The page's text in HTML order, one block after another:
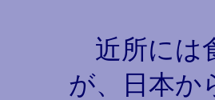
近所には
が、日本か